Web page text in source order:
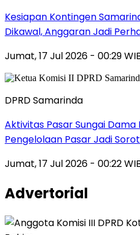
Kesiapan Kontingen
Dikawal, Anggaran Jadi
Jumat, 17 Jul 2026 - 00:29
DPRD Samarinda
Aktivitas Pasar Sungai Dama
Pengelolaan Pasar Jadi
Jumat, 17 Jul 2026 - 00:22
Advertorial